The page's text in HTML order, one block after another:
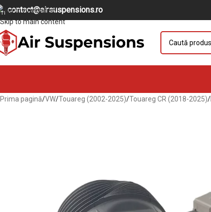
Skip to navigation
Skip to main content
contact@airsuspensions.ro
Prima pagină/VW/Touareg (2002-2025)/Touareg CR (2018-2025)/